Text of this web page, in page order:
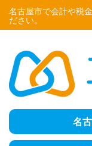
名古屋市で会計や税
ださい。
名